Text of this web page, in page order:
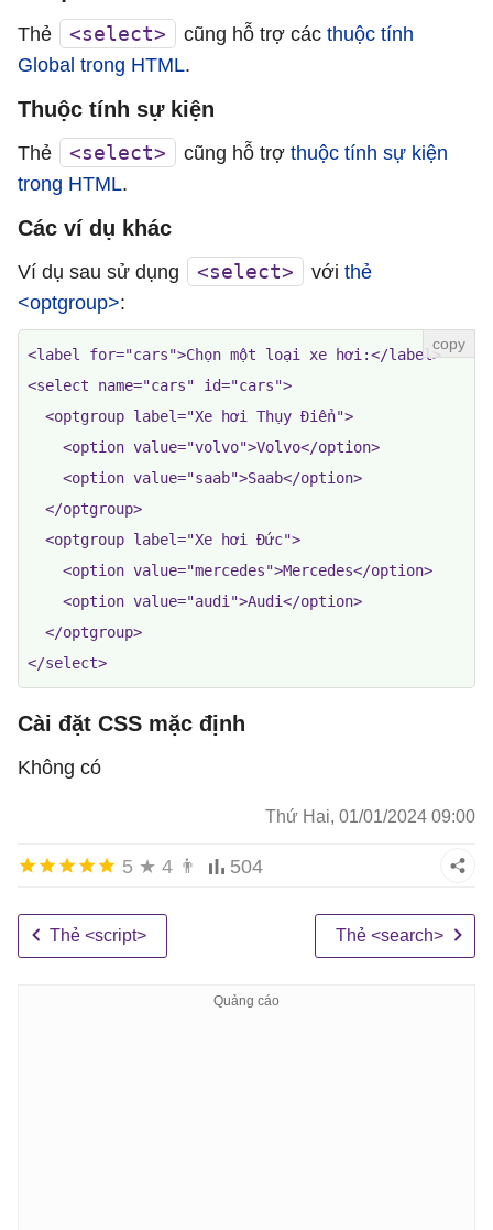
Thẻ <select> cũng hỗ trợ các thuộc tính
Global trong HTML.
Thuộc tính sự kiện
Thẻ <select> cũng hỗ trợ thuộc tính sự kiện
trong HTML.
Các ví dụ khác
Ví dụ sau sử dụng <select> với thẻ
<optgroup>:
<label for="cars">Chọn một loại xe hơi:</label>
<select name="cars" id="cars">
  <optgroup label="Xe hơi Thụy Điển">
    <option value="volvo">Volvo</option>
    <option value="saab">Saab</option>
  </optgroup>
  <optgroup label="Xe hơi Đức">
    <option value="mercedes">Mercedes</option>
    <option value="audi">Audi</option>
  </optgroup>
</select>
Cài đặt CSS mặc định
Không có
Thứ Hai, 01/01/2024 09:00
5 ★ 4 👨 504
Thẻ <script> Thẻ <search>